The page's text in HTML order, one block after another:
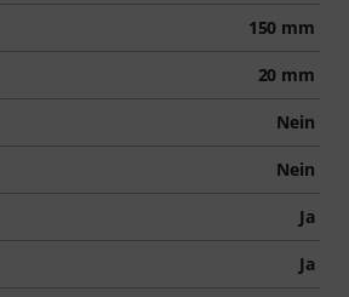
150 mm
20 mm
Nein
Nein
Ja
Ja